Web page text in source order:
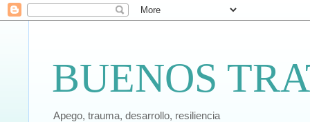
BUENOS
Apego, trauma, desarrollo, resiliencia